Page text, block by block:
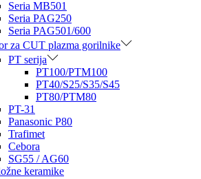
Seria MB501
Seria PAG250
Seria PAG501/600
za CUT plazma gorilnike
PT serija
PT100/PTM100
PT40/S25/S35/S45
PT80/PTM80
PT-31
Panasonic P80
Trafimet
Cebora
SG55 / AG60
keramike